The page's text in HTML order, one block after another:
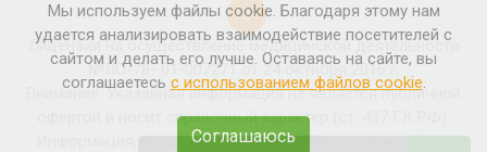
12+
Лицензия на осуществление медицинской деятельности
№ЛО-78- 01-007271 от 24 октября 2016 г.
Внимание: Указанная информация не является публичной
офертой и носит справочный характер (ст. 437 ГК РФ).
Информация, представленная на сайте, не может быть
Мы используем файлы cookie. Благодаря этому нам
удается анализировать взаимодействие посетителей с
сайтом и делать его лучше. Оставаясь на сайте, вы
соглашаетесь с использованием файлов cookie.
Соглашаюсь